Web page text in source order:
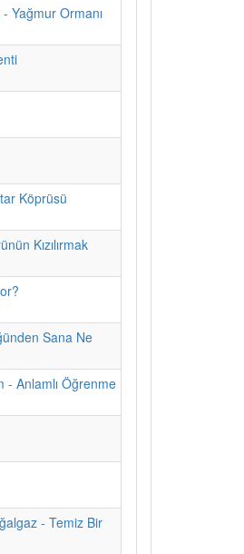
Yağmur Ormanı
Köprüsü
Kızılırmak
Sana Ne
- Anlamlı Öğrenme
- Temiz Bir